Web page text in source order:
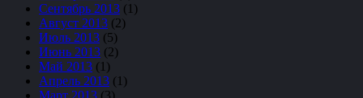
Сентябрь 2013 (1)
Август 2013 (2)
Июль 2013 (5)
Июнь 2013 (2)
Май 2013 (1)
Апрель 2013 (1)
Март 2013 (3)